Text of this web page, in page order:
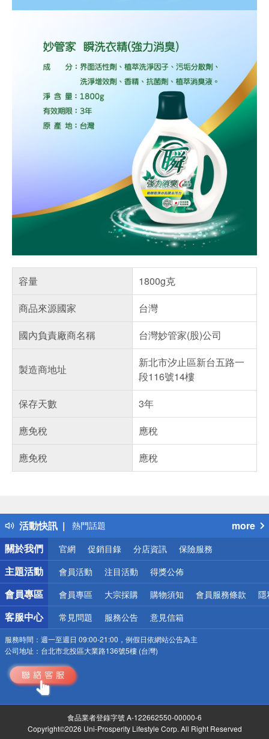
容量
1800g克
商品來源國家
台灣
國內負責廠商名稱
台灣妙管家(股)公司
製造商地址
新北市汐止區新台五路一
段116號14樓
保存天數
3年
應免稅
應稅
應免稅
應稅
活動快訊
得獎公告
熱門話題
銀行優惠
偏遠地區配送
詐騙網頁！請小心！
more
關於我們
官網 促銷目錄 分店資訊 保險服務
主題活動 會員活動 注目活動 得獎公佈
會員專區 會員專區 大宗採購 購物須知 會員服務條款 隱
客服中心 常見問題 服務公告 意見信箱
服務時間： 週一至週日 09:00-21:00，例假日依網站公告為主
公司地址： 台北市北投區大業路136號5樓 (台灣)
食品業者登錄字號 A-122662550-00000-6
Copyright©2026 Uni-Prosperity Lifestyle Corp. All Right Reserved